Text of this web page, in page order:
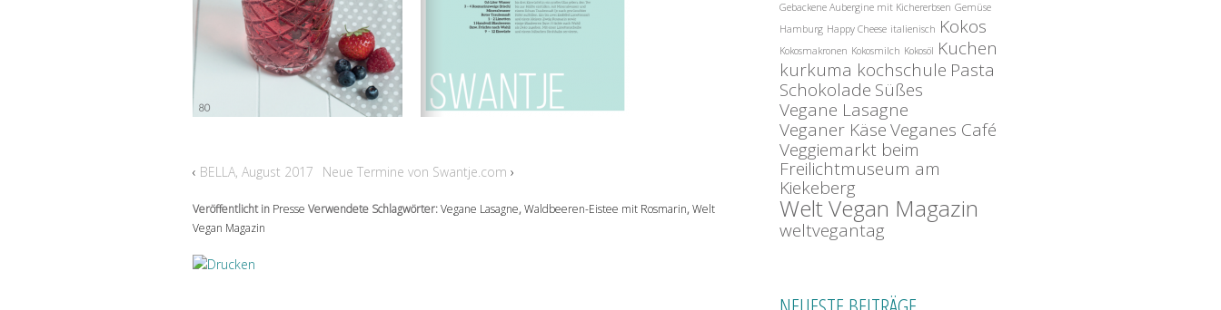
‹ BELLA, August 2017 Neue Termine von Swantje.com ›
Veröffentlicht in Presse Verwendete Schlagwörter:Vegane Lasagne,Waldbeeren-Eistee mit Rosmarin,Welt
Vegan Magazin
Gebackene Aubergine mit Kichererbsen Gemüse
Hamburg Happy Cheese italienisch Kokos
Kokosmakronen Kokosmilch Kokosöl Kuchen
kurkuma kochschule Pasta
Schokolade Süßes
Vegane Lasagne
Veganer Käse Veganes Café
Veggiemarkt beim
Freilichtmuseum am
Kiekeberg
Welt Vegan Magazin
weltvegantag